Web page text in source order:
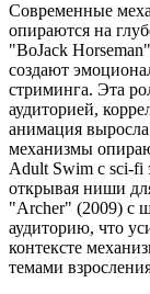
Современные
опираются на
"BoJack
создают
стриминга. Эта
аудиторией,
анимация
механизмы
Adult Swim с sci-fi
открывая ниши
"Archer" (2009) с
аудиторию, что
контексте
темами